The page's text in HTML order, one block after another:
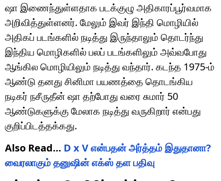
ஷா இணைந்துள்ளதாக படக்குழு அதிகாரப்பூர்வமாக
அறிவித்துள்ளனர். மேலும் இவர் இந்தி மொழியில்
அதிகப் படங்களில் நடித்து இருந்தாலும் தொடர்ந்து
இந்திய மொழிகளில் பலப் படங்களிலும் அவ்வபோது
ஆங்கில மொழியிலும் நடித்து வந்தார். கடந்த 1975-ம்
ஆண்டு தனது சினிமா பயணத்தை தொடங்கிய
நடிகர் நசீருதீன் ஷா தற்போது வரை சுமார் 50
ஆண்டுகளுக்கு மேலாக நடித்து வருகிறார் என்பது
குறிப்பிடத்தக்கது.
Also Read… D x V என்பதன் அர்த்தம் இதுதானா?
வைரலாகும் தனுஷின் எக்ஸ் தள பதிவு